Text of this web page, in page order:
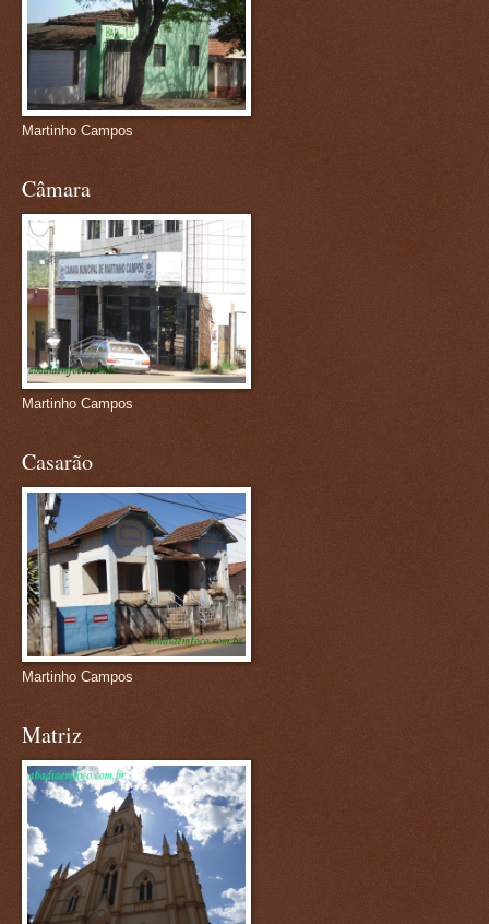
Martinho Campos
Câmara
Martinho Campos
Casarão
Martinho Campos
Matriz